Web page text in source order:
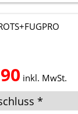
inkl. MwSt.